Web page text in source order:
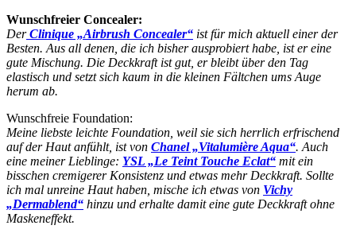
Wunschfreier Concealer:
DerClinique „Airbrush Concealer“ ist für mich aktuell einer der
Besten. Aus all denen, die ich bisher ausprobiert habe, ist er eine
gute Mischung. Die Deckkraft ist gut, er bleibt über den Tag
elastisch und setzt sich kaum in die kleinen Fältchen ums Auge
herum ab.
Wunschfreie Foundation:
Meine liebste leichte Foundation, weil sie sich herrlich erfrischend
auf der Haut anfühlt, ist von Chanel „Vitalumière Aqua“. Auch
eine meiner Lieblinge: YSL „Le Teint Touche Eclat“ mit ein
bisschen cremigerer Konsistenz und etwas mehr Deckkraft. Sollte
ich mal unreine Haut haben, mische ich etwas von Vichy
„Dermablend“ hinzu und erhalte damit eine gute Deckkraft ohne
Maskeneffekt.